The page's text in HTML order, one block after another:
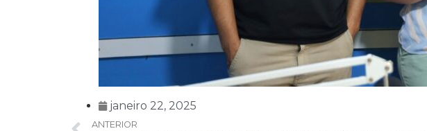
janeiro 22, 2025
ANTERIOR